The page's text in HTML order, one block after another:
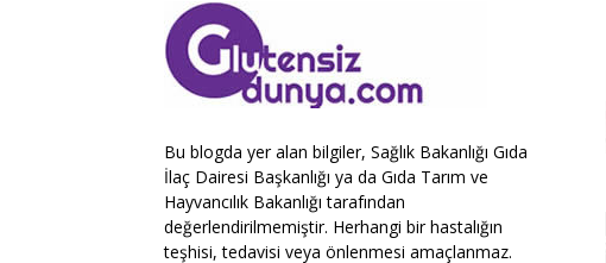
Bu blogda yer alan bilgiler, Sağlık Bakanlığı Gıda
İlaç Dairesi Başkanlığı ya da Gıda Tarım ve
Hayvancılık Bakanlığı tarafından
değerlendirilmemiştir. Herhangi bir hastalığın
teşhisi, tedavisi veya önlenmesi amaçlanmaz.